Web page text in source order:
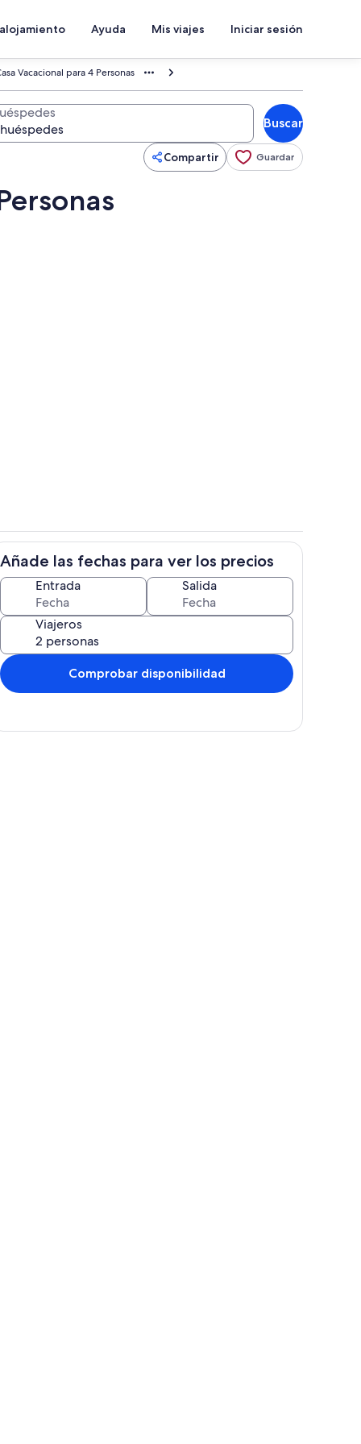
Ayuda Mis viajes Iniciar sesión
Vacacional para 4 Personas
Buscar
Compartir Guardar
Cocina privada
Añade las fechas para ver los precios
Entrada Salida
Viajeros
Comprobar disponibilidad